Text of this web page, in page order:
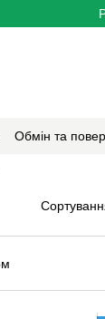
Обмін та